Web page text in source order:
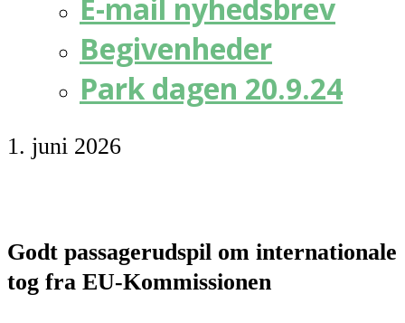
E-mail nyhedsbrev
Begivenheder
Park dagen 20.9.24
1. juni 2026
Godt passagerudspil om internationale
tog fra EU-Kommissionen